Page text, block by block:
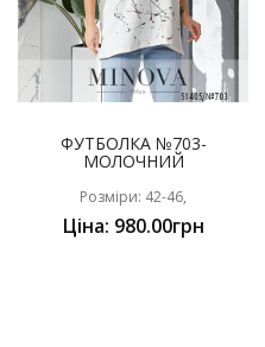
ФУТБОЛКА №703-
МОЛОЧНИЙ
Розміри: 42-46,
Ціна: 980.00грн